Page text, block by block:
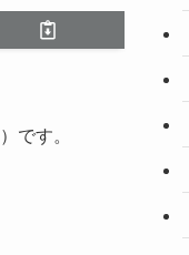
）です。